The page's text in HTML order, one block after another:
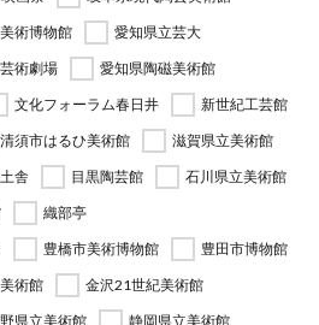
術博物館
愛知県立芸大
術劇場
愛知県陶磁美術館
文化フォーラム春日井
新世紀工芸館
清須市はるひ美術館
滋賀県立美術館
舎 目黒陶芸館
石川県立美術館
織部亭
豊橋市美術博物館
豊田市博物館
術館
金沢21世紀美術館
県立美術館 静岡県立美術館